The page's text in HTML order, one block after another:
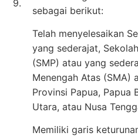
9.
sebagai berikut:
Telah menyelesaikan
yang sederajat,
(SMP) atau yang
Menengah Atas (SMA)
Provinsi Papua, Papua
Utara, atau Nusa
Memiliki garis